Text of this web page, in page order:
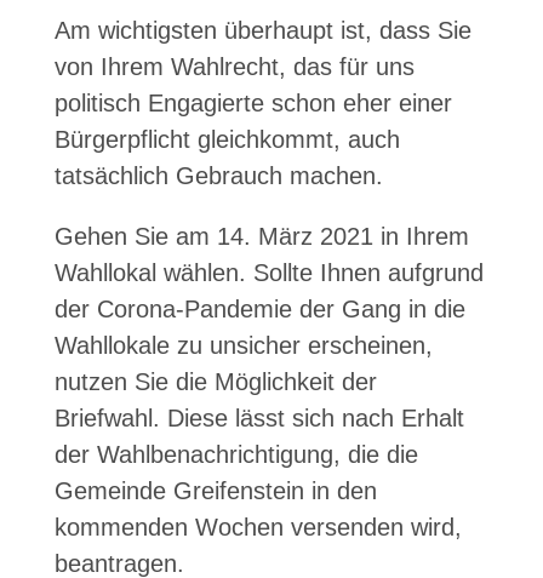
Am wichtigsten überhaupt ist, dass Sie
von Ihrem Wahlrecht, das für uns
politisch Engagierte schon eher einer
Bürgerpflicht gleichkommt, auch
tatsächlich Gebrauch machen.
Gehen Sie am 14. März 2021 in Ihrem
Wahllokal wählen. Sollte Ihnen aufgrund
der Corona-Pandemie der Gang in die
Wahllokale zu unsicher erscheinen,
nutzen Sie die Möglichkeit der
Briefwahl. Diese lässt sich nach Erhalt
der Wahlbenachrichtigung, die die
Gemeinde Greifenstein in den
kommenden Wochen versenden wird,
beantragen.